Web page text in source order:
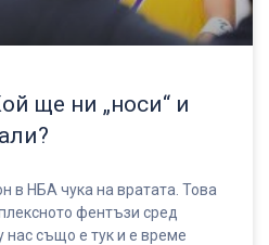
ще ни „носи“ и
в НБА чука на вратата. Това
фентъзи сред
нас също е тук и е време